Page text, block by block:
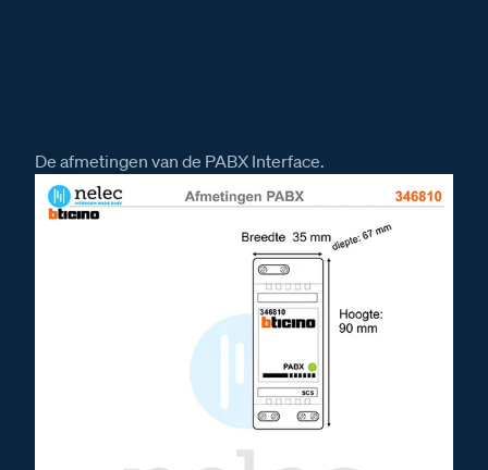
De afmetingen van de PABX Interface.